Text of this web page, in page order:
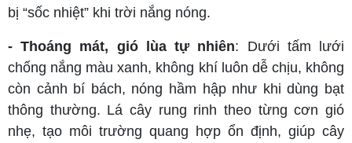
bị “sốc nhiệt” khi trời nắng nóng.
- Thoáng mát, gió lùa tự nhiên: Dưới tấm lưới
chống nắng màu xanh, không khí luôn dễ chịu, không
còn cảnh bí bách, nóng hầm hập như khi dùng bạt
thông thường. Lá cây rung rinh theo từng cơn gió
nhẹ, tạo môi trường quang hợp ổn định, giúp cây